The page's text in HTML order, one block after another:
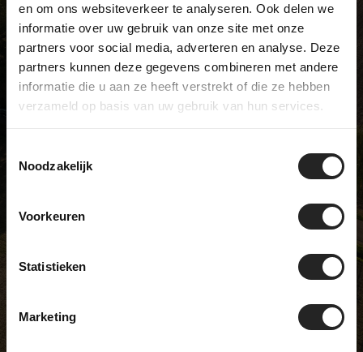
en om ons websiteverkeer te analyseren. Ook delen we
informatie over uw gebruik van onze site met onze
partners voor social media, adverteren en analyse. Deze
partners kunnen deze gegevens combineren met andere
informatie die u aan ze heeft verstrekt of die ze hebben
verzameld op basis van uw gebruik van hun services.
Noodzakelijk
Voorkeuren
Statistieken
Marketing
BikeSuperior
De Joncheerelaan 25
7441 HA Nijverdal
Nederland
Maandag
Zaterdag